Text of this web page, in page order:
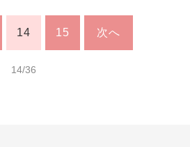
14 15 次へ
14/36